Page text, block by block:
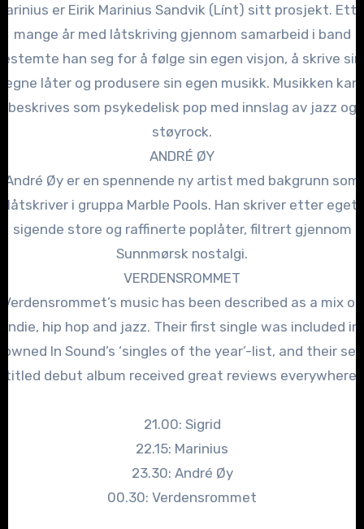
er Eirik Marinius Sandvik (Línt) sitt prosjekt.
mange år med låtskriving gjennom samarbeid i band
han seg for å følge sin egen visjon, å skrive
egne låter og produsere sin egen musikk. Musikken kan
beskrives som psykedelisk pop med innslag av jazz og
støyrock.
ANDRÉ ØY
André Øy er en spennende ny artist med bakgrunn som
låtskriver i gruppa Marble Pools. Han skriver etter eget
sigende store og raffinerte poplåter, filtrert gjennom
Sunnmørsk nostalgi.
VERDENSROMMET
Verdensrommet’s music has been described as a mix of
indie, hip hop and jazz. Their first single was included in
In Sound’s ‘singles of the year’-list, and their
titled debut album received great reviews everywhere.
21.00: Sigrid
22.15: Marinius
23.30: André Øy
00.30: Verdensrommet